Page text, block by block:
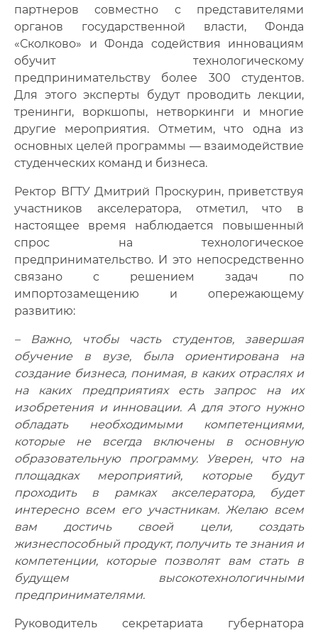
партнеров совместно с представителями
органов государственной власти, Фонда
«Сколково» и Фонда содействия инновациям
обучит технологическому
предпринимательству более 300 студентов.
Для этого эксперты будут проводить лекции,
тренинги, воркшопы, нетворкинги и многие
другие мероприятия. Отметим, что одна из
основных целей программы — взаимодействие
студенческих команд и бизнеса.
Ректор ВГТУ Дмитрий Проскурин, приветствуя
участников акселератора, отметил, что в
настоящее время наблюдается повышенный
спрос на технологическое
предпринимательство. И это непосредственно
связано с решением задач по
импортозамещению и опережающему
развитию:
– Важно, чтобы часть студентов, завершая
обучение в вузе, была ориентирована на
создание бизнеса, понимая, в каких отраслях и
на каких предприятиях есть запрос на их
изобретения и инновации. А для этого нужно
обладать необходимыми компетенциями,
которые не всегда включены в основную
образовательную программу. Уверен, что на
площадках мероприятий, которые будут
проходить в рамках акселератора, будет
интересно всем его участникам. Желаю всем
вам достичь своей цели, создать
жизнеспособный продукт, получить те знания и
компетенции, которые позволят вам стать в
будущем высокотехнологичными
предпринимателями.
Руководитель секретариата губернатора